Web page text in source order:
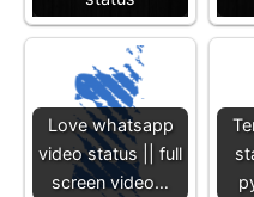
Love whatsapp
video status || full
screen video…